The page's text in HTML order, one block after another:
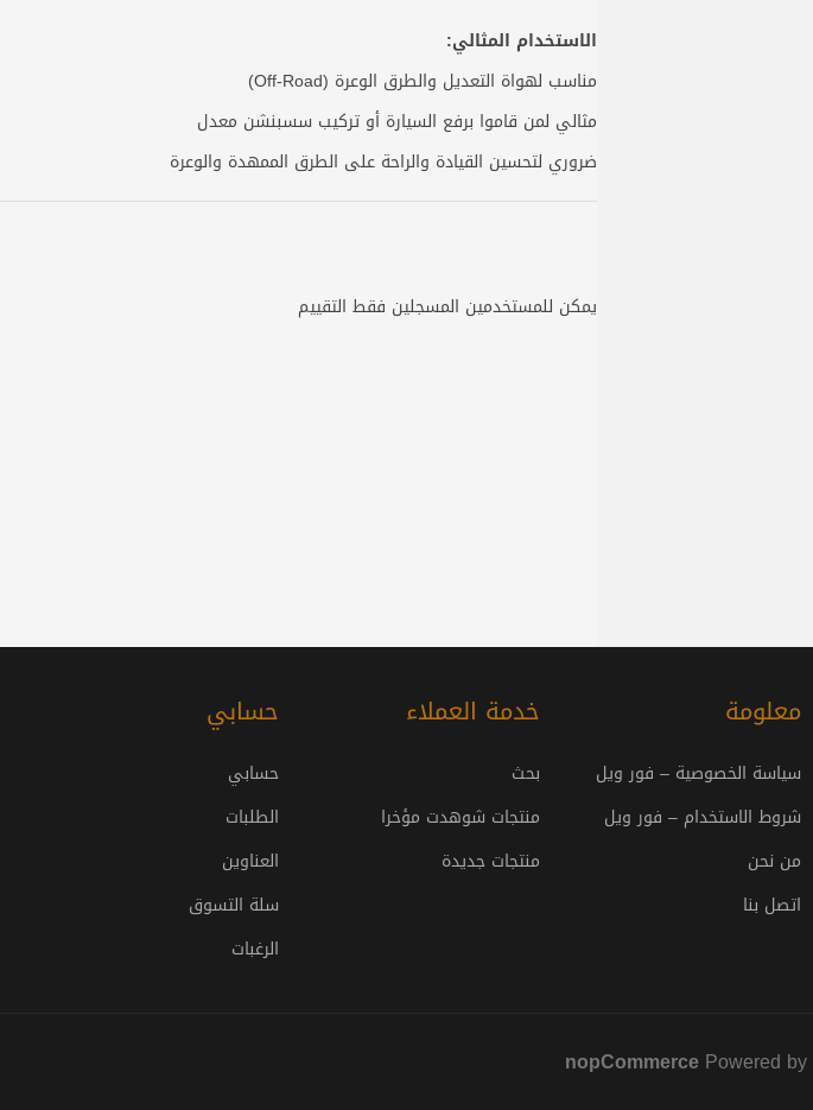
الاستخدام المثالي:
مناسب لهواة التعديل والطرق الوعرة (Off-Road)
مثالي لمن قاموا برفع السيارة أو تركيب سسبنشن معدل
ضروري لتحسين القيادة والراحة على الطرق الممهدة والوعرة
يمكن للمستخدمين المسجلين فقط التقييم
معلومة
سياسة الخصوصية – فور ويل
شروط الاستخدام – فور ويل
من نحن
اتصل بنا
خدمة العملاء
بحث
منتجات شوهدت مؤخرا
منتجات جديدة
حسابي
حسابي
الطلبات
العناوين
سلة التسوق
الرغبات
Powered by
nopCommerce